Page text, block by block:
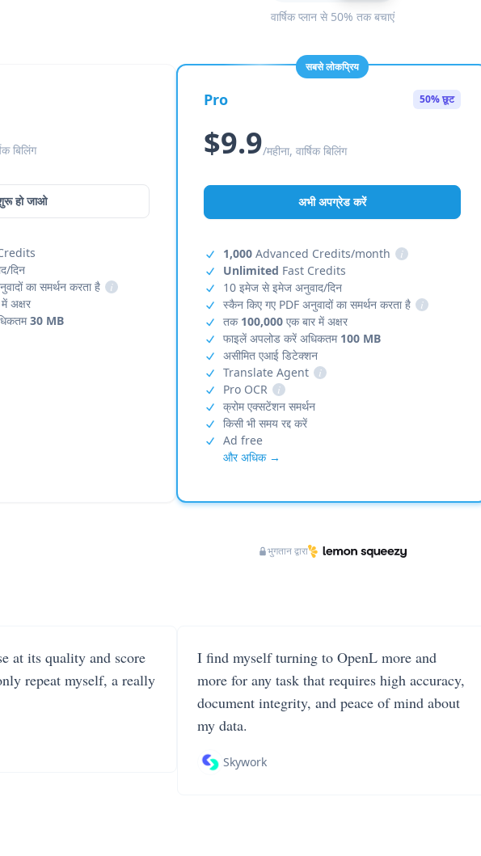
वार्षिक प्लान से 50% तक बचाएं
बिलिंग
हो जाओ
दिन
का समर्थन करता है
i
अक्षर
30 MB
सबसे लोकप्रिय
Pro 50% छूट
$9.9/महीना, वार्षिक बिलिंग
अभी अपग्रेड करें
1,000 Advanced Credits/month
i
Unlimited Fast Credits
10 इमेज से इमेज अनुवाद/दिन
स्कैन किए गए PDF अनुवादों का समर्थन करता है
i
तक 100,000 एक बार में अक्षर
फाइलें अपलोड करें अधिकतम 100 MB
असीमित एआई डिटेक्शन
Translate Agent
i
Pro OCR
i
क्रोम एक्सटेंशन समर्थन
किसी भी समय रद्द करें
Ad free
और अधिक →
भुगतान द्वारा
at its quality and score
repeat myself, a really
I find myself turning to OpenL more and
more for any task that requires high accuracy,
document integrity, and peace of mind about
my data.
Skywork